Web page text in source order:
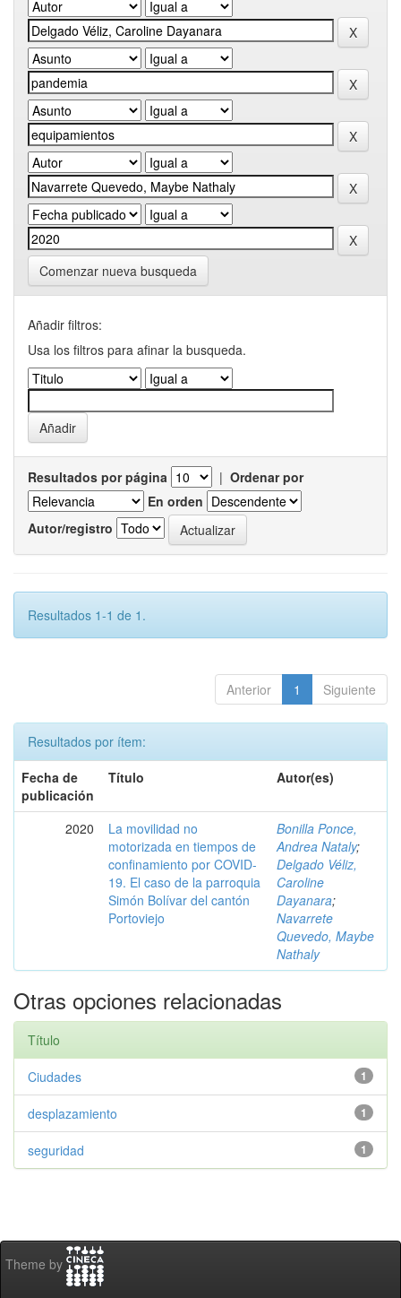
Comenzar nueva busqueda
Añadir filtros:
Usa los filtros para afinar la busqueda.
Resultados por página | Ordenar por
En orden
Autor/registro
Resultados 1-1 de 1.
Anterior 1 Siguiente
Resultados por ítem:
Fecha de
publicación
Título Autor(es)
2020
La movilidad no
motorizada en tiempos de
confinamiento por COVID-
19. El caso de la parroquia
Simón Bolívar del cantón
Portoviejo
Bonilla Ponce,
Andrea Nataly;
Delgado Véliz,
Caroline
Dayanara;
Navarrete
Quevedo, Maybe
Nathaly
Otras opciones relacionadas
Título
1
Ciudades
1
desplazamiento
1
seguridad
Theme by